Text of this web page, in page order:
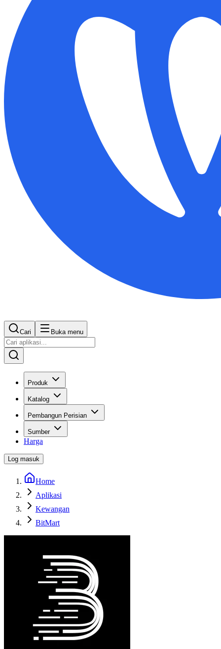
Cari Buka menu
Produk
Katalog
Pembangun Perisian
Sumber
Harga
Log masuk
Home
Aplikasi
Kewangan
BitMart